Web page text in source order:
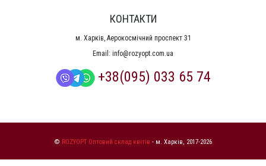
КОНТАКТИ
м. Харків, Аерокосмічний проспект 31
Email: info@rozyopt.com.ua
+38(095) 033 65 74
© ROZYOPT Оптовий склад квітів - м. Харків, 2017-2026